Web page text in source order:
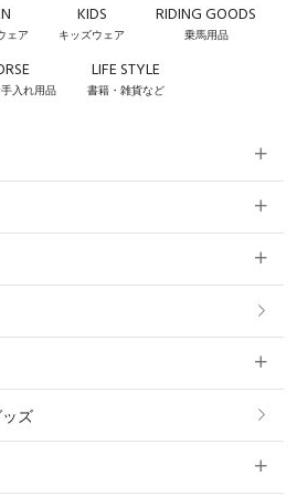
ェア
KIDS
キッズウェア
RIDING GOODS
乗馬用品
入れ用品
LIFE STYLE
書籍・雑貨など
ュロット
ュロット
タンクトップ
ズ